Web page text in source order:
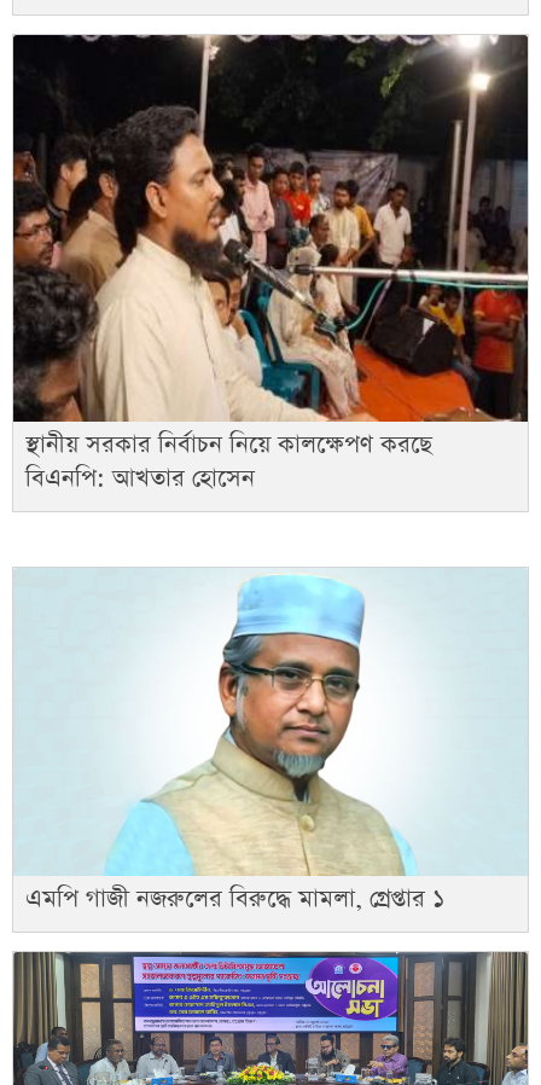
স্থানীয় সরকার নির্বাচন নিয়ে কালক্ষেপণ করছে
বিএনপি: আখতার হোসেন
এমপি গাজী নজরুলের বিরুদ্ধে মামলা, গ্রেপ্তার ১